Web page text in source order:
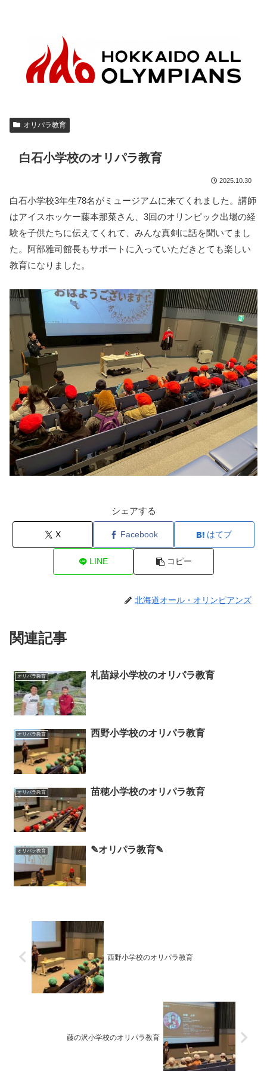
オリパラ教育
白石小学校のオリパラ教育
2025.10.30
白石小学校3年生78名がミュージアムに来てくれました。講師
はアイスホッケー藤本那菜さん、3回のオリンピック出場の経
験を子供たちに伝えてくれて、みんな真剣に話を聞いてまし
た。阿部雅司館長もサポートに入っていただきとても楽しい
教育になりました。
シェアする
X Facebook はてブ
LINE コピー
北海道オール・オリンピアンズ
関連記事
オリパラ教育 札苗緑小学校のオリパラ教育
オリパラ教育 西野小学校のオリパラ教育
オリパラ教育 苗穂小学校のオリパラ教育
オリパラ教育 ✎オリパラ教育✎
西野小学校のオリパラ教育
藤の沢小学校のオリパラ教育